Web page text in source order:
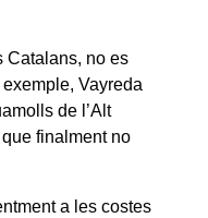
Catalans, no es
Vayreda
de l’Alt
finalment no
a les costes